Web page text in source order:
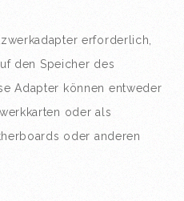
erforderlich,
den Speicher des
Adapter können entweder
oder als
oder anderen